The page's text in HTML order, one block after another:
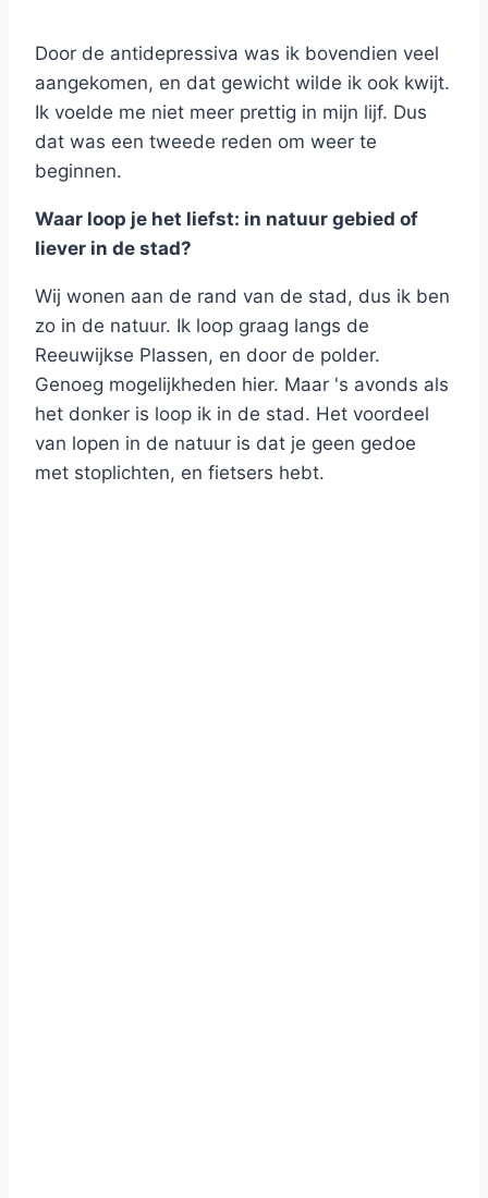
Door de antidepressiva was ik bovendien veel
aangekomen, en dat gewicht wilde ik ook kwijt.
Ik voelde me niet meer prettig in mijn lijf. Dus
dat was een tweede reden om weer te
beginnen.
Waar loop je het liefst: in natuur gebied of
liever in de stad?
Wij wonen aan de rand van de stad, dus ik ben
zo in de natuur. Ik loop graag langs de
Reeuwijkse Plassen, en door de polder.
Genoeg mogelijkheden hier. Maar 's avonds als
het donker is loop ik in de stad. Het voordeel
van lopen in de natuur is dat je geen gedoe
met stoplichten, en fietsers hebt.